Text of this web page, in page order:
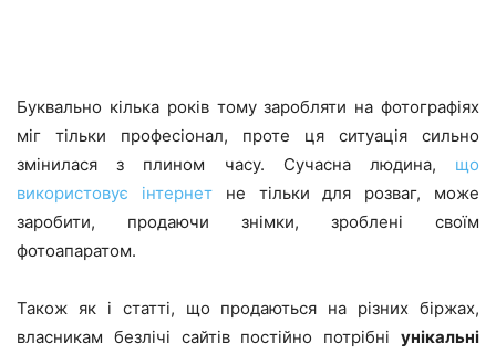
Буквально кілька років тому заробляти на фотографіях
міг тільки професіонал, проте ця ситуація сильно
змінилася з плином часу. Сучасна людина, що
використовує інтернетне тільки для розваг, може
заробити, продаючи знімки, зроблені своїм
фотоапаратом.
Також як і статті, що продаються на різних біржах,
власникам безлічі сайтів постійно потрібні унікальні